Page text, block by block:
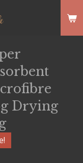
Drying